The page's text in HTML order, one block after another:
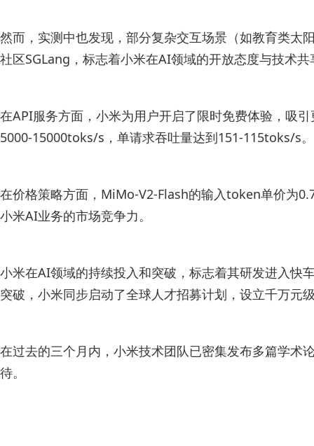
然而，实测中也发现，部分复杂交互场景（如教育类太
社区SGLang，标志着小米在AI领域的开放态度与技术共
在API服务方面，小米为用户开启了限时免费体验，吸
5000-15000toks/s，单请求吞吐量达到151-115toks/s。
在价格策略方面，MiMo-V2-Flash的输入token单价为
小米AI业务的市场竞争力。
小米在AI领域的持续投入和突破，标志着其研发进入快
突破，小米同步启动了全球人才招募计划，设立千万元
在过去的三个月内，小米技术团队已密集发布多篇学术
待。